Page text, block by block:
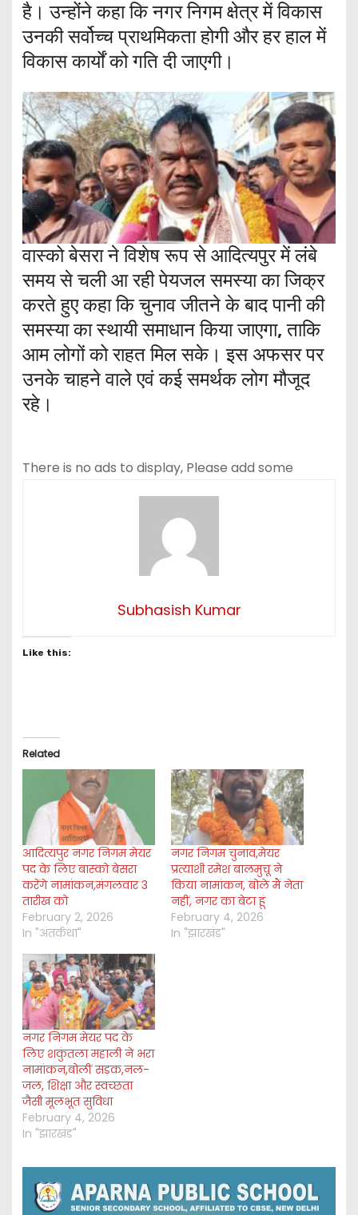
है। उन्होंने कहा कि नगर निगम क्षेत्र में विकास
उनकी सर्वोच्च प्राथमिकता होगी और हर हाल में
विकास कार्यों को गति दी जाएगी।
वास्को बेसरा ने विशेष रूप से आदित्यपुर में लंबे
समय से चली आ रही पेयजल समस्या का जिक्र
करते हुए कहा कि चुनाव जीतने के बाद पानी की
समस्या का स्थायी समाधान किया जाएगा, ताकि
आम लोगों को राहत मिल सके। इस अफसर पर
उनके चाहने वाले एवं कई समर्थक लोग मौजूद
रहे।
There is no ads to display, Please add some
Subhasish Kumar
Like this:
Related
आदित्यपुर नगर निगम मेयर
पद के लिए बास्को बेसरा
करेंगे नामांकन,मंगलवार 3
तारीख को
February 2, 2026
In "अंतर्कथा"
नगर निगम चुनाव,मेयर
प्रत्याशी रमेश बालमुचू ने
किया नामांकन, बोले मैं नेता
नहीं, नगर का बेटा हूं
February 4, 2026
In "झारखंड"
नगर निगम मेयर पद के
लिए शकुंतला महाली ने भरा
नामांकन,बोलीं सड़क,नल-
जल, शिक्षा और स्वच्छता
जैसी मूलभूत सुविधा
February 4, 2026
In "झारखंड"